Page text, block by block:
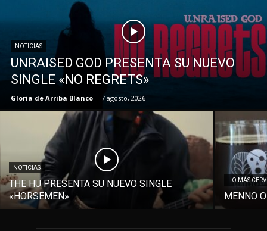
NOTICIAS
UNRAISED GOD PRESENTA SU NUEVO
SINGLE «NO REGRETS»
Gloria de Arriba Blanco - 7 agosto, 2026
NOTICIAS
THE HU PRESENTA SU NUEVO SINGLE
«HORSEMEN»
LO MÁS
MENNO